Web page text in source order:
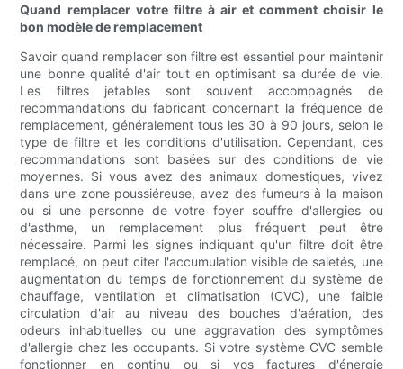
Quand remplacer votre filtre à air et comment choisir le
bon modèle de remplacement
Savoir quand remplacer son filtre est essentiel pour maintenir
une bonne qualité d'air tout en optimisant sa durée de vie.
Les filtres jetables sont souvent accompagnés de
recommandations du fabricant concernant la fréquence de
remplacement, généralement tous les 30 à 90 jours, selon le
type de filtre et les conditions d'utilisation. Cependant, ces
recommandations sont basées sur des conditions de vie
moyennes. Si vous avez des animaux domestiques, vivez
dans une zone poussiéreuse, avez des fumeurs à la maison
ou si une personne de votre foyer souffre d'allergies ou
d'asthme, un remplacement plus fréquent peut être
nécessaire. Parmi les signes indiquant qu'un filtre doit être
remplacé, on peut citer l'accumulation visible de saletés, une
augmentation du temps de fonctionnement du système de
chauffage, ventilation et climatisation (CVC), une faible
circulation d'air au niveau des bouches d'aération, des
odeurs inhabituelles ou une aggravation des symptômes
d'allergie chez les occupants. Si votre système CVC semble
fonctionner en continu ou si vos factures d'énergie